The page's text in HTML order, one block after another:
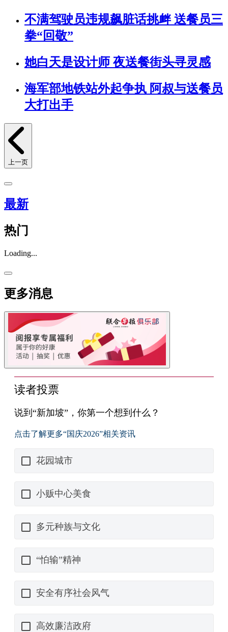
不满驾驶员违规飙脏话挑衅 送餐员三
拳“回敬”
她白天是设计师 夜送餐街头寻灵感
海军部地铁站外起争执 阿叔与送餐员
大打出手
上一页
最新
热门
Loading...
更多消息